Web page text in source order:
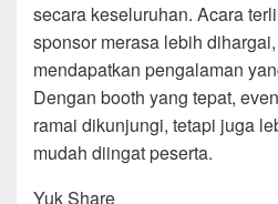
secara keseluruhan. Acara
sponsor merasa lebih
mendapatkan pengalaman
Dengan booth yang tepat,
ramai dikunjungi, tetapi juga
mudah diingat peserta.
Yuk Share